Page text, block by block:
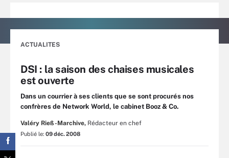
ACTUALITES
DSI : la saison des chaises musicales
est ouverte
Dans un courrier à ses clients que se sont procurés nos
confrères de Network World, le cabinet Booz & Co.
Valéry Rieß-Marchive, Rédacteur en chef
Publié le: 09 déc. 2008